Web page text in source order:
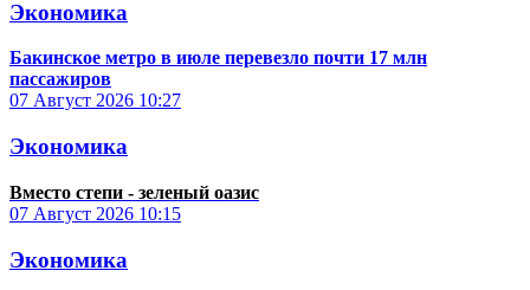
Экономика
Бакинское метро в июле перевезло почти 17 млн
пассажиров
07 Август 2026 10:27
Экономика
Вместо степи - зеленый оазис
07 Август 2026 10:15
Экономика